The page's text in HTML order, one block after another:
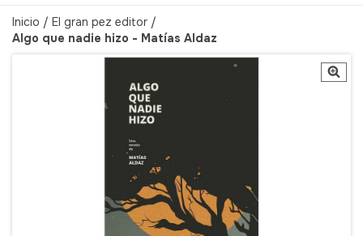
Inicio / El gran pez editor /
Algo que nadie hizo - Matías Aldaz